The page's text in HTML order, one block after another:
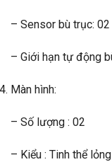
– Sensor bù trục: 02
– Giới hạn tự động
Màn hình:
– Số lượng : 02
– Kiểu : Tinh thể